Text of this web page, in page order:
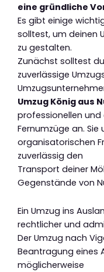
eine gründliche
Es gibt einige
solltest, um deinen
zu gestalten.
Zunächst solltest
zuverlässige
Umzug König aus
professionellen und
Fernumzüge an.
organisatorischen
zuverlässig den
Transport deiner
Gegenstände von
Ein Umzug ins
rechtlicher und
Der Umzug nach
Beantragung eines
möglicherweise